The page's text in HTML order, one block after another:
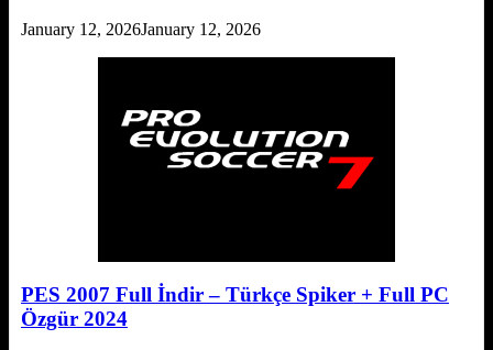
January 12, 2026January 12, 2026
PES 2007 Full İndir – Türkçe Spiker + Full PC
Özgür 2024